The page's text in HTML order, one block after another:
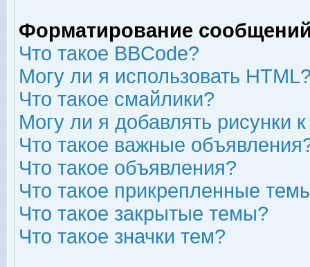
Форматирование
Что такое BBCode?
Могу ли я использовать
Что такое смайлики?
Могу ли я добавлять рисунки
Что такое важные
Что такое объявления?
Что такое прикрепленные
Что такое закрытые темы?
Что такое значки тем?